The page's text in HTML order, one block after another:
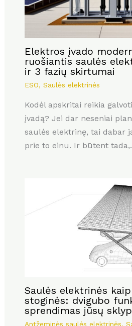
Elektros įvado
ruošiantis saulės
ir 3 fazių skirtumai
ESO, Saulės elektrinės
Kodėl apskritai reikia
įvadą? Jei dar neseniai
saulės elektrinę, tai dabar
prie to einu. Ir būtent
Saulės elektrinės
stoginės: dvigubo
sprendimas jūsų
Antžeminės saulės elektrinės,